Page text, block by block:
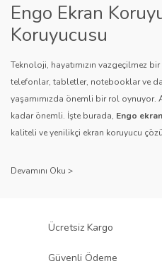
Engo Ekran
Koruyucusu
Teknoloji, hayatımızın vazgeçilmez
telefonlar, tabletler, notebooklar ve
yaşamımızda önemli bir rol oynuyor.
kadar önemli. İşte burada, Engo
kaliteli ve yenilikçi ekran koruyucu
sağlıyor.
Engo ekran koruyucuları
, uzun
ürününü titiz bir kalite kontrol
Ücretsiz Kargo
Güvenli Ödeme